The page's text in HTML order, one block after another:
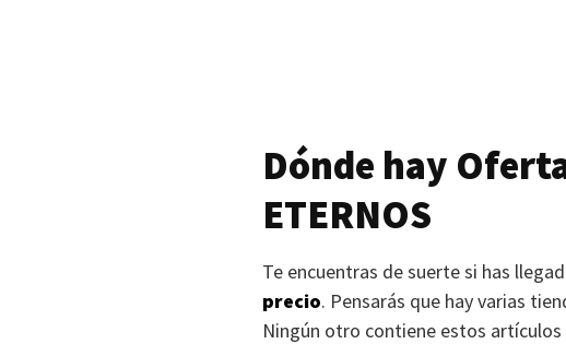
Dónde hay
ETERNOS
Te encuentras de suerte si has
precio. Pensarás que hay varias
Ningún otro contiene estos